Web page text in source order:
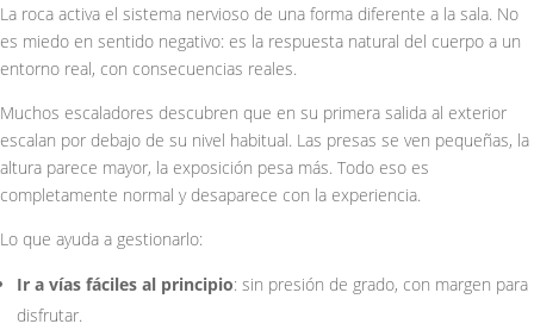
La roca activa el sistema nervioso de una forma diferente a la sala. No
es miedo en sentido negativo: es la respuesta natural del cuerpo a un
entorno real, con consecuencias reales.
Muchos escaladores descubren que en su primera salida al exterior
escalan por debajo de su nivel habitual. Las presas se ven pequeñas, la
altura parece mayor, la exposición pesa más. Todo eso es
completamente normal y desaparece con la experiencia.
Lo que ayuda a gestionarlo:
Ir a vías fáciles al principio: sin presión de grado, con margen para
disfrutar.